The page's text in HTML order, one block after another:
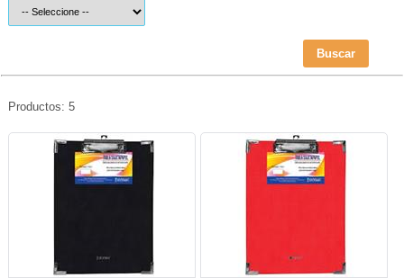
Buscar
Productos: 5
KYM-TAB-LINNGR-Kyma KYM-TAB-LINROJ-Kyma